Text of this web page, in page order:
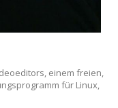
einem freien,
für Linux,